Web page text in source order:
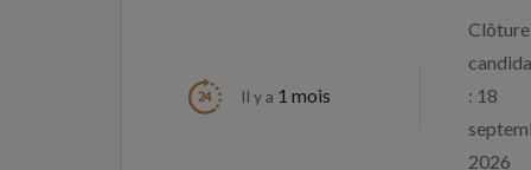
Il y a 1 mois
: 18
2026